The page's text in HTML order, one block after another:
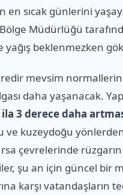
en sıcak günlerini
Müdürlüğü
beklenmezken
mevsim
daha yaşanacak.
ila 3 derece daha
ve kuzeydoğu
çevrelerinde
şu an için güncel bir
karşı